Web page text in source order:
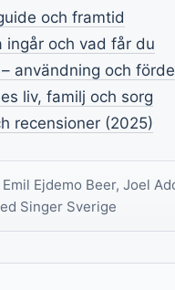
och framtid
ingår och vad får du
användning och
liv, familj och sorg
recensioner (2025)
Ejdemo Beer, Joel
Singer Sverige